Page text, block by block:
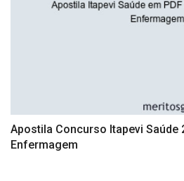
Apostila Concurso Itapevi Saúde
Enfermagem